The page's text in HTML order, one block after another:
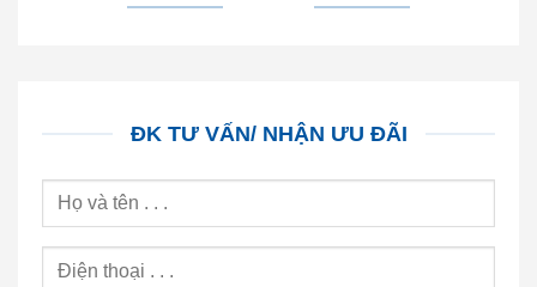
ĐK TƯ VẤN/ NHẬN ƯU ĐÃI